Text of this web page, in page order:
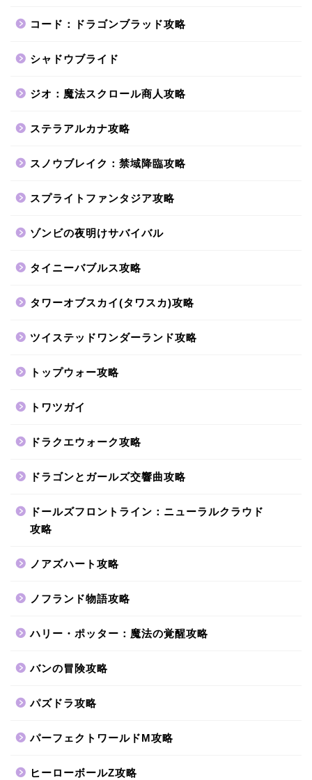
コード：ドラゴンブラッド攻略
シャドウブライド
ジオ：魔法スクロール商人攻略
ステラアルカナ攻略
スノウブレイク：禁域降臨攻略
スプライトファンタジア攻略
ゾンビの夜明けサバイバル
タイニーバブルス攻略
タワーオブスカイ(タワスカ)攻略
ツイステッドワンダーランド攻略
トップウォー攻略
トワツガイ
ドラクエウォーク攻略
ドラゴンとガールズ交響曲攻略
ドールズフロントライン：ニューラルクラウド
攻略
ノアズハート攻略
ノフランド物語攻略
ハリー・ポッター：魔法の覚醒攻略
バンの冒険攻略
パズドラ攻略
パーフェクトワールドM攻略
ヒーローボールZ攻略